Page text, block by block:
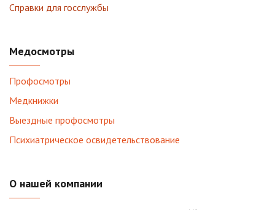
Справки для госслужбы
Медосмотры
Профосмотры
Медкнижки
Выездные профосмотры
Психиатрическое освидетельствование
О нашей компании